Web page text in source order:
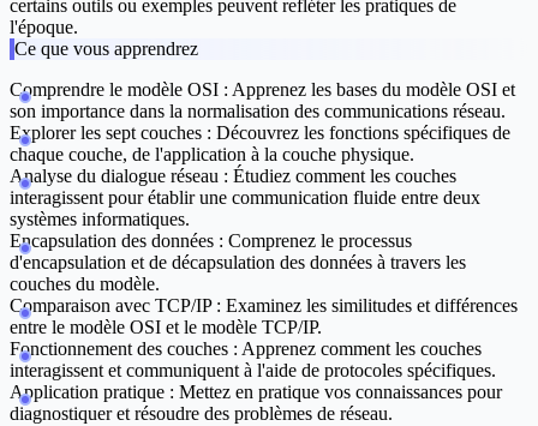
certains outils ou exemples peuvent refléter les pratiques de
l'époque.
Ce que vous apprendrez
Comprendre le modèle OSI : Apprenez les bases du modèle OSI et
son importance dans la normalisation des communications réseau.
Explorer les sept couches : Découvrez les fonctions spécifiques de
chaque couche, de l'application à la couche physique.
Analyse du dialogue réseau : Étudiez comment les couches
interagissent pour établir une communication fluide entre deux
systèmes informatiques.
Encapsulation des données : Comprenez le processus
d'encapsulation et de décapsulation des données à travers les
couches du modèle.
Comparaison avec TCP/IP : Examinez les similitudes et différences
entre le modèle OSI et le modèle TCP/IP.
Fonctionnement des couches : Apprenez comment les couches
interagissent et communiquent à l'aide de protocoles spécifiques.
Application pratique : Mettez en pratique vos connaissances pour
diagnostiquer et résoudre des problèmes de réseau.